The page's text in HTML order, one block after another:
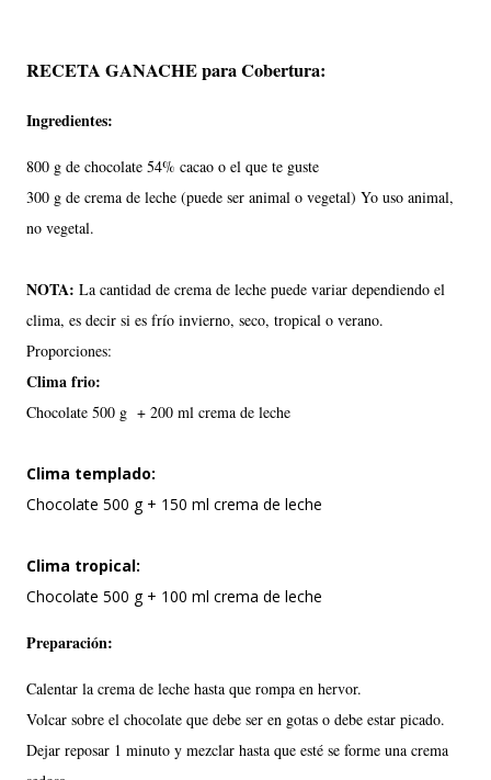
RECETA GANACHE para Cobertura:
Ingredientes:
800 g de chocolate 54% cacao o el que te guste
300 g de crema de leche (puede ser animal o vegetal) Yo uso animal,
no vegetal.
NOTA: La cantidad de crema de leche puede variar dependiendo el
clima, es decir si es frío invierno, seco, tropical o verano.
Proporciones:
Clima frio:
Chocolate 500 g + 200 ml crema de leche
Clima templado:
Chocolate 500 g + 150 ml crema de leche
Clima tropical:
Chocolate 500 g + 100 ml crema de leche
Preparación:
Calentar la crema de leche hasta que rompa en hervor.
Volcar sobre el chocolate que debe ser en gotas o debe estar picado.
Dejar reposar 1 minuto y mezclar hasta que esté se forme una crema